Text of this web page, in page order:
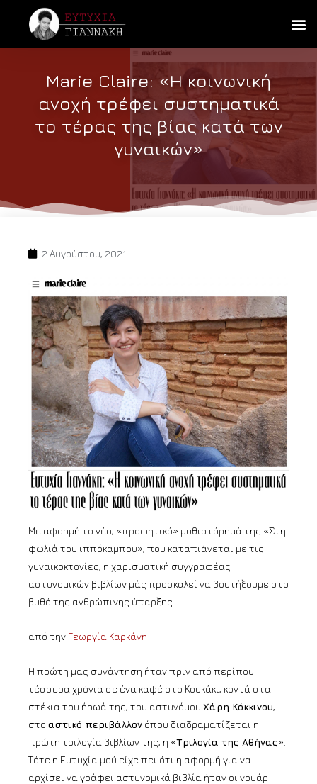
Marie Claire: «Η κοινωνική
ανοχή τρέφει συστηματικά
το τέρας της βίας κατά των
γυναικών»
2 Αυγούστου, 2021
Με αφορμή το νέο, «προφητικό» μυθιστόρημά της «Στη
φωλιά του ιππόκαμπου», που καταπιάνεται με τις
γυναικοκτονίες, η χαρισματική συγγραφέας
αστυνομικών βιβλίων μάς προσκαλεί να βουτήξουμε στο
βυθό της ανθρώπινης ύπαρξης.
από την Γεωργία Καρκάνη
H πρώτη μας συνάντηση ήταν πριν από περίπου
τέσσερα χρόνια σε ένα καφέ στο Κουκάκι, κοντά στα
στέκια του ήρωά της, του αστυνόμου Χάρη Κόκκινου,
στο αστικό περιβάλλον όπου διαδραματίζεται η
πρώτη τριλογία βιβλίων της, η «Τριλογία της Αθήνας».
Τότε η Ευτυχία μού είχε πει ότι η αφορμή για να
αρχίσει να γράφει αστυνομικά βιβλία ήταν οι νουάρ